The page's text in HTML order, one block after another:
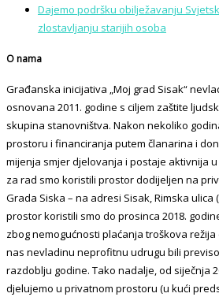
Dajemo podršku obilježavanju
zlostavljanju starijih osoba
O nama
Građanska inicijativa „Moj grad Sisak“
osnovana 2011. godine s ciljem zaštite
skupina stanovništva. Nakon nekoliko
prostoru i financiranja putem članarina i
mijenja smjer djelovanja i postaje aktivnija
za rad smo koristili prostor dodijeljen na
Grada Siska – na adresi Sisak, Rimska ulica
prostor koristili smo do prosinca 2018.
zbog nemogućnosti plaćanja troškova
nas nevladinu neprofitnu udrugu bili
razdoblju godine. Tako nadalje, od siječnja
djelujemo u privatnom prostoru (u kući